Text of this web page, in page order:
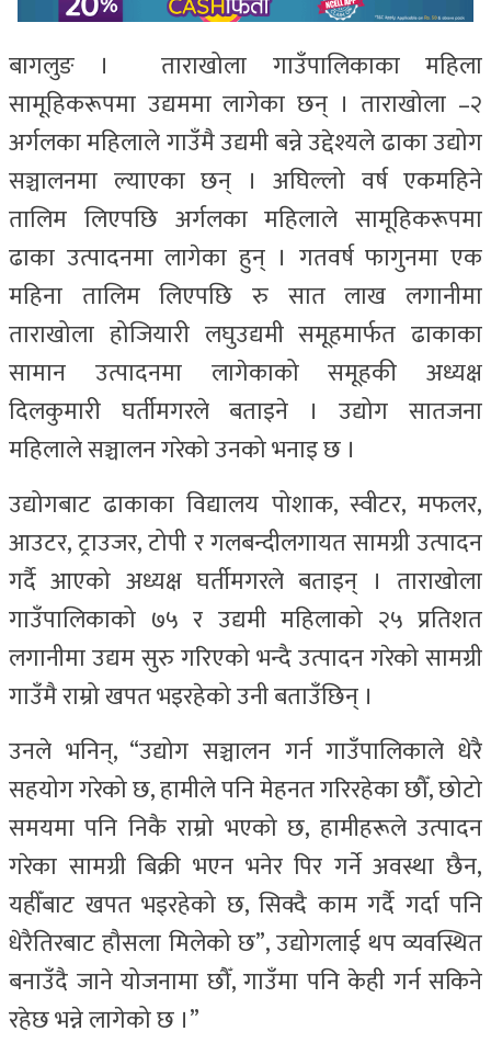
बागलुङ । ताराखोला गाउँपालिकाका महिला
सामूहिकरूपमा उद्यममा लागेका छन् । ताराखोला –२
अर्गलका महिलाले गाउँमै उद्यमी बन्ने उद्देश्यले ढाका उद्योग
सञ्चालनमा ल्याएका छन् । अघिल्लो वर्ष एकमहिने
तालिम लिएपछि अर्गलका महिलाले सामूहिकरूपमा
ढाका उत्पादनमा लागेका हुन् । गतवर्ष फागुनमा एक
महिना तालिम लिएपछि रु सात लाख लगानीमा
ताराखोला होजियारी लघुउद्यमी समूहमार्फत ढाकाका
सामान उत्पादनमा लागेकाको समूहकी अध्यक्ष
दिलकुमारी घर्तीमगरले बताइने । उद्योग सातजना
महिलाले सञ्चालन गरेको उनको भनाइ छ ।
उद्योगबाट ढाकाका विद्यालय पोशाक, स्वीटर, मफलर,
आउटर, ट्राउजर, टोपी र गलबन्दीलगायत सामग्री उत्पादन
गर्दै आएको अध्यक्ष घर्तीमगरले बताइन् । ताराखोला
गाउँपालिकाको ७५ र उद्यमी महिलाको २५ प्रतिशत
लगानीमा उद्यम सुरु गरिएको भन्दै उत्पादन गरेको सामग्री
गाउँमै राम्रो खपत भइरहेको उनी बताउँछिन् ।
उनले भनिन्, “उद्योग सञ्चालन गर्न गाउँपालिकाले धेरै
सहयोग गरेको छ, हामीले पनि मेहनत गरिरहेका छौँ, छोटो
समयमा पनि निकै राम्रो भएको छ, हामीहरूले उत्पादन
गरेका सामग्री बिक्री भएन भनेर पिर गर्ने अवस्था छैन,
यहीँबाट खपत भइरहेको छ, सिक्दै काम गर्दै गर्दा पनि
धेरैतिरबाट हौसला मिलेको छ”, उद्योगलाई थप व्यवस्थित
बनाउँदै जाने योजनामा छौँ, गाउँमा पनि केही गर्न सकिने
रहेछ भन्ने लागेको छ ।”